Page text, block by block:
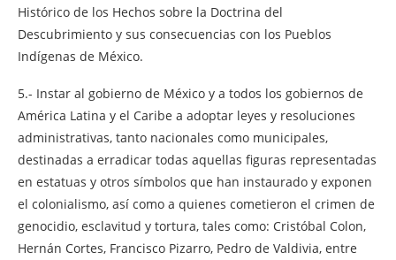
Histórico de los Hechos sobre la Doctrina del
Descubrimiento y sus consecuencias con los Pueblos
Indígenas de México.
5.- Instar al gobierno de México y a todos los gobiernos de
América Latina y el Caribe a adoptar leyes y resoluciones
administrativas, tanto nacionales como municipales,
destinadas a erradicar todas aquellas figuras representadas
en estatuas y otros símbolos que han instaurado y exponen
el colonialismo, así como a quienes cometieron el crimen de
genocidio, esclavitud y tortura, tales como: Cristóbal Colon,
Hernán Cortes, Francisco Pizarro, Pedro de Valdivia, entre